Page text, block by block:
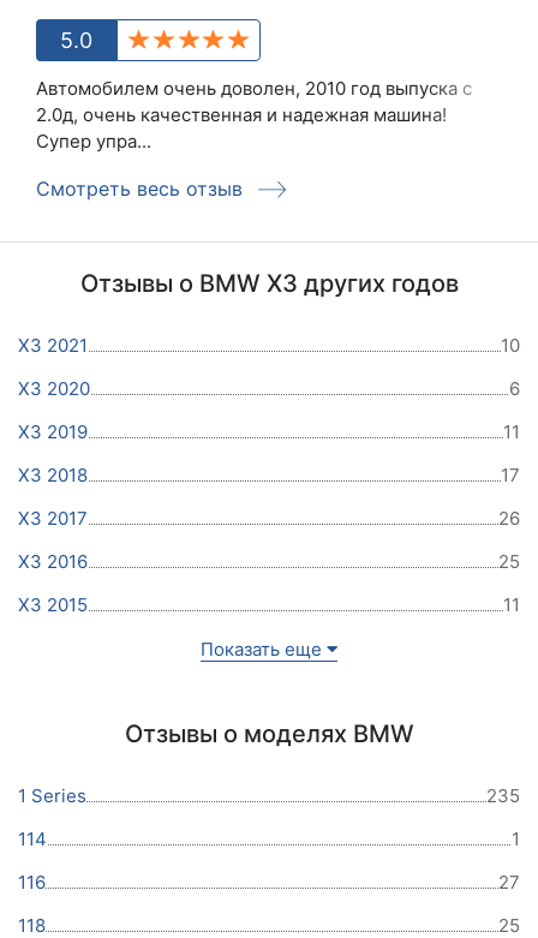
5.0
Автомобилем очень доволен, 2010 год выпуска с
2.0д, очень качественная и надежная машина!
Супер упра...
Смотреть весь отзыв
Отзывы о BMW X3 других годов
X3 2021
10
X3 2020
6
X3 2019
11
X3 2018
17
X3 2017
26
X3 2016
25
X3 2015
11
Показать еще
Отзывы о моделях BMW
1 Series
235
114
1
116
27
118
25